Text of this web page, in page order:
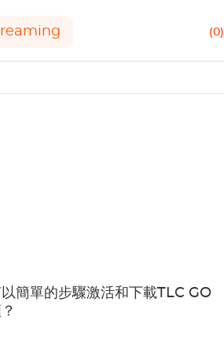
(0)
簡單的步驟激活和下載TLC GO